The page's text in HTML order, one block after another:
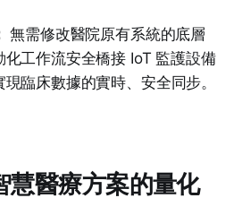
無需修改醫院原有系統的底層
化工作流安全橋接 IoT 監護設備
臨床數據的實時、安全同步。
慧醫療方案的量化